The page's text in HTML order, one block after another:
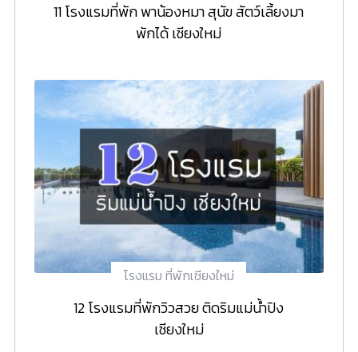
11 โรงแรมที่พัก พาน้องหมา สุนัข สัตว์เลี้ยงมา
พักได้ เชียงใหม่
โรงแรม ที่พักเชียงใหม่
12 โรงแรมที่พักวิวสวย ติดริมแม่น้ำปิง
เชียงใหม่